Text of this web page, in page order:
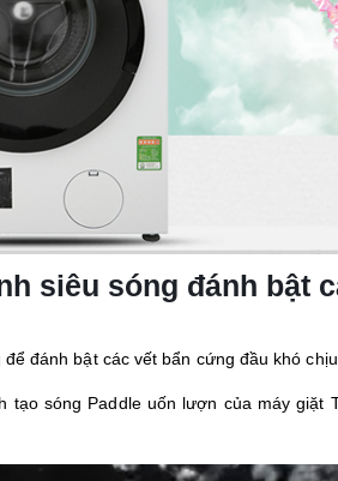
siêu sóng đánh bật
đánh bật các vết bẩn cứng đầu khó
tạo sóng Paddle uốn lượn của máy giặt